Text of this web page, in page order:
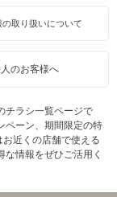
の取り扱いについて
のお客様へ
チラシ一覧ページで
ペーン、期間限定の特
近くの店舗で使える
情報をぜひご活用く